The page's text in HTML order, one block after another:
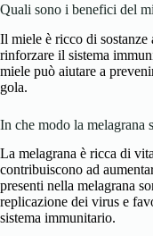
Quali sono i benefici del
Il miele è ricco di sostanze
rinforzare il sistema
miele può aiutare a
gola.
In che modo la melagrana
La melagrana è ricca di
contribuiscono ad
presenti nella melagrana
replicazione dei virus e
sistema immunitario.